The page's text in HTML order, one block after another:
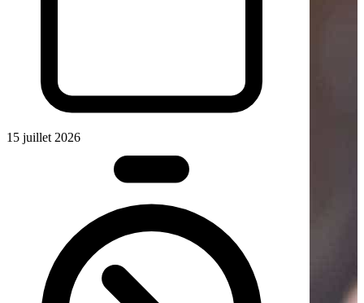
15 juillet 2026